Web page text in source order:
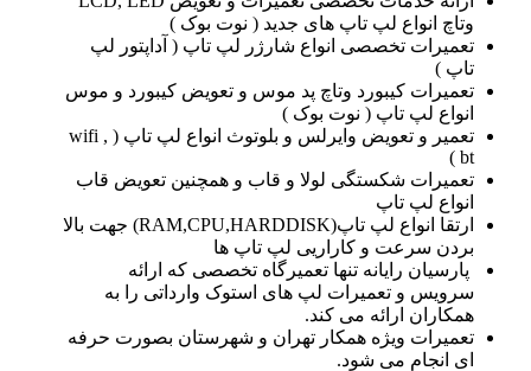
وتاچ انواع لپ تاپ های جدید ( نوت بوک )
تعمیرات تخصصی انواع شارژر لپ تاپ ( آداپتور لپ
تاپ )
تعمیرات کیبورد وتاچ پد موس و تعویض کیبورد و موس
انواع لپ تاپ ( نوت بوک )
تعمیر و تعویض وایرلس و بلوتوث انواع لپ تاپ ( wifi ,
bt )
تعمیرات شکستگی لولا و قاب و همچنین تعویض قاب
انواع لپ تاپ
ارتقا انواع لپ تاپ(RAM,CPU,HARDDISK) جهت بالا
بردن سرعت و کاراریی لپ تاپ ها
پارسیان رایانه تنها تعمیرگاه تخصصی که ارائه
سرویس و تعمیرات لپ های استوک وارداتی را به
همکاران ارائه می کند.
تعمیرات ویژه همکار تهران و شهرستان بصورت حرفه
ای انجام می شود.